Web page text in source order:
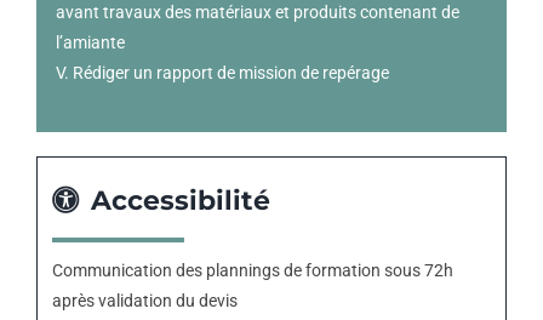
avant travaux des matériaux et produits contenant de
l’amiante
V. Rédiger un rapport de mission de repérage
Accessibilité
Communication des plannings de formation sous 72h
après validation du devis